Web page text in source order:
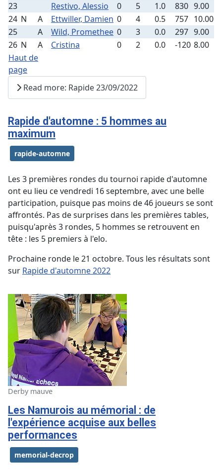
23
Restivo, Alessio 0 5 1.0 830 9.00
24 N A Ettwiller, Damien 0 4 0.5 757 10.00
25
A Wild, Promethee 0 3 0.0 297 9.00
26 N A Cristina 0 2 0.0 -120 8.00
Haut de
page
Read more: Rapide 23/09/2022
Rapide d'automne : 5 hommes au
maximum
rapide-automne
Les 3 premières rondes du tournoi rapide d'automne
ont eu lieu ce vendredi 16 septembre, avec une belle
participation, puisque pas moins de 46 joueurs se sont
affrontés. Pas de surprises dans les premières tables,
puisqu'après 3 rondes, 5 hommes se retrouvent en
tête : les 5 premiers à l'elo.
Prochaine ronde le 21 octobre. Tous les résultats sont
sur Rapide d'automne 2022
Derby mauve
Les Namurois au mémorial : de
l'expérience acquise aux belles
performances
memorial-decrop